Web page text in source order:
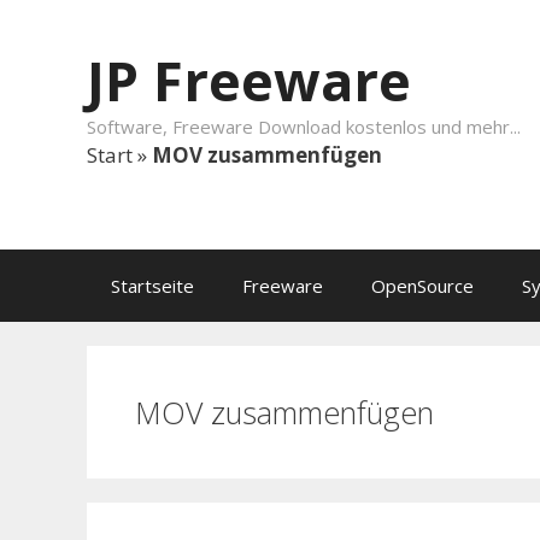
JP Freeware
Software, Freeware Download kostenlos und mehr...
Start» MOV zusammenfügen
Startseite Freeware OpenSource
MOV zusammenfügen